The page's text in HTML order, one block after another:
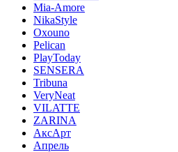
Mia-Amore
NikaStyle
Oxouno
Pelican
PlayToday
SENSERA
Tribuna
VeryNeat
VILATTE
ZARINA
АксАрт
Апрель